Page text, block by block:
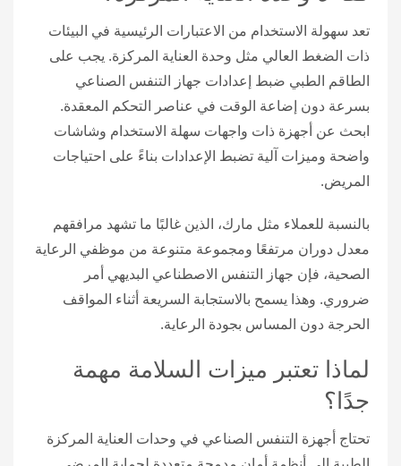
تعد سهولة الاستخدام من الاعتبارات الرئيسية في البيئات
ذات الضغط العالي مثل وحدة العناية المركزة. يجب على
الطاقم الطبي ضبط إعدادات جهاز التنفس الصناعي
بسرعة دون إضاعة الوقت في عناصر التحكم المعقدة.
ابحث عن أجهزة ذات واجهات سهلة الاستخدام وشاشات
واضحة وميزات آلية تضبط الإعدادات بناءً على احتياجات
المريض.
بالنسبة للعملاء مثل مارك، الذين غالبًا ما تشهد مرافقهم
معدل دوران مرتفعًا ومجموعة متنوعة من موظفي الرعاية
الصحية، فإن جهاز التنفس الاصطناعي البديهي أمر
ضروري. وهذا يسمح بالاستجابة السريعة أثناء المواقف
الحرجة دون المساس بجودة الرعاية.
لماذا تعتبر ميزات السلامة مهمة
جدًا؟
تحتاج أجهزة التنفس الصناعي في وحدات العناية المركزة